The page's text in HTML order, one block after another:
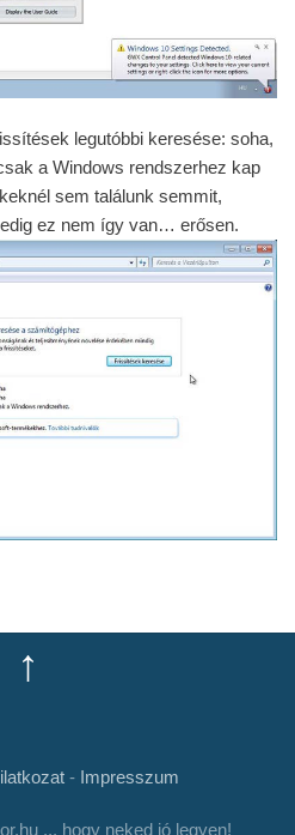
legutóbbi keresése: soha,
a Windows rendszerhez kap
sem találunk semmit,
ez nem így van… erősen.
↑
- Impresszum
... hogy neked jó legyen!